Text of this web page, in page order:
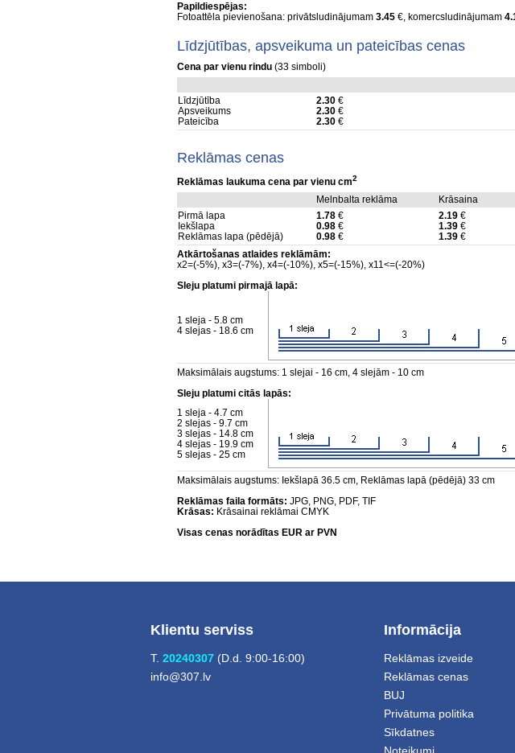
Papildiespējas:
Fotoattēla pievienošana: privātsludinājumam 3.45 €, komercsludinājumam
Līdzjūtības, apsveikuma un pateicības cenas
Cena par vienu rindu (33 simboli)
Līdzjūtība 2.30 €
Apsveikums
2.30 €
Pateicība
2.30 €
Reklāmas cenas
Reklāmas laukuma cena par vienu cm2
Melnbalta reklāma
Krāsaina
Pirmā lapa
1.78 € 2.19 €
Iekšlapa
0.98 € 1.39 €
Reklāmas lapa (pēdējā)
0.98 € 1.39 €
Atkārtošanas atlaides reklāmām:
x2=(-5%), x3=(-7%), x4=(-10%), x5=(-15%), x11<=(-20%)
Sleju platumi pirmajā lapā:
1 sleja - 5.8 cm
4 slejas - 18.6 cm
Maksimālais augstums: 1 slejai - 16 cm, 4 slejām - 10 cm
Sleju platumi citās lapās:
1 sleja - 4.7 cm
2 slejas - 9.7 cm
3 slejas - 14.8 cm
4 slejas - 19.9 cm
5 slejas - 25 cm
Maksimālais augstums: Iekšlapā 36.5 cm, Reklāmas lapā (pēdējā) 33 cm
Reklāmas faila formāts: JPG, PNG, PDF, TIF
Krāsas: Krāsainai reklāmai CMYK
Visas cenas norādītas EUR ar PVN
Klientu serviss
T. 20240307 (D.d. 9:00-16:00)
info@307.lv
Informācija
Reklāmas izveide
Reklāmas cenas
BUJ
Privātuma politika
Sīkdatnes